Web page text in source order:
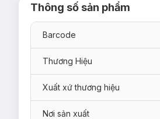
Thông số sản phẩm
Barcode
Thương Hiệu
Xuất xứ thương hiệu
Nơi sản xuất